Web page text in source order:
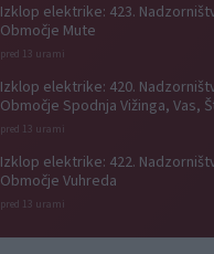
Izklop elektrike: 423.
Območje Mute
pred 13 urami
Izklop elektrike: 420.
Območje Spodnja Vižinga, Vas,
Radljami, Suhi Vrh, Dobrava
pred 13 urami
Izklop elektrike: 422.
Območje Vuhreda
pred 13 urami